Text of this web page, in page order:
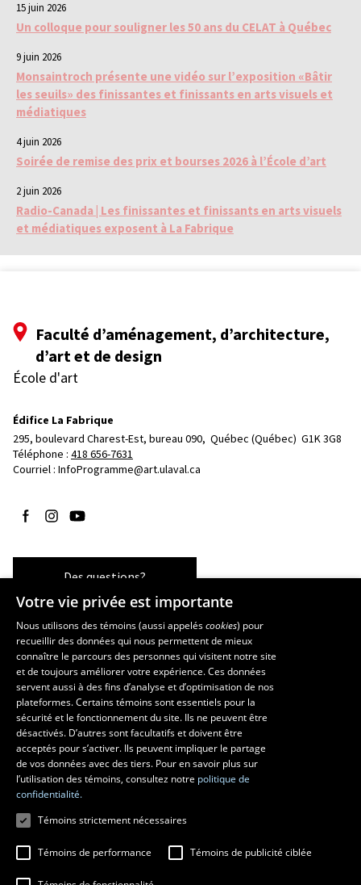
15 juin 2026
Un colloque pour souligner les 50 ans du CELAT à Québec
9 juin 2026
Monsaintroch présente une vidéo sur l’exposition «Bâtir
les seuils» des finissantes et finissants en arts visuels et
médiatiques
4 juin 2026
Soirée de remise des prix et bourses 2026 à l’École d’art
2 juin 2026
Radio-Canada | Les finissantes et finissants en arts visuels
et médiatiques exposent à La Fabrique
Faculté d’aménagement, d’architecture,
d’art et de design
École d'art
Édifice La Fabrique
295, boulevard Charest-Est, bureau 090, Québec (Québec)  G1K 3G8
Téléphone : 418 656-7631
Courriel : InfoProgramme@art.ulaval.ca
Suivez-nous sur Facebook
Suivez-nous sur Instagram
Suivez-nous sur YouTube
Des questions?
Les écoles et la recherche
École supérieure d’aménagement du territoire et de développement
régional
École d’architecture
École de design
Centre de recherche en aménagement et développement
Votre vie privée est importante
Nous utilisons des témoins (aussi appeléscookies) pour
recueillir des données qui nous permettent de mieux
connaître le parcours des personnes qui visitent notre site
et de toujours améliorer votre expérience. Ces données
servent aussi à des fins d’analyse et d’optimisation de nos
plateformes. Certains témoins sont essentiels pour la
sécurité et le fonctionnement du site. Ils ne peuvent être
désactivés. D’autres sont facultatifs et doivent être
acceptés pour s’activer. Ils peuvent impliquer le partage
de vos données avec des tiers. Pour en savoir plus sur
l’utilisation des témoins, consultez notre politique de
confidentialité.
Témoins strictement nécessaires
Témoins de performance Témoins de publicité ciblée